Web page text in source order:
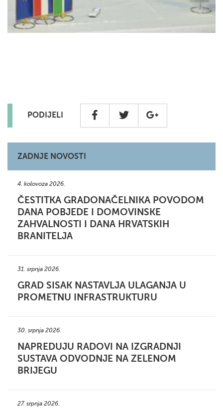
PODIJELI
ZADNJE NOVOSTI
4. kolovoza 2026.
ČESTITKA GRADONAČELNIKA POVODOM
DANA POBJEDE I DOMOVINSKE
ZAHVALNOSTI I DANA HRVATSKIH
BRANITELJA
31. srpnja 2026.
GRAD SISAK NASTAVLJA ULAGANJA U
PROMETNU INFRASTRUKTURU
30. srpnja 2026.
NAPREDUJU RADOVI NA IZGRADNJI
SUSTAVA ODVODNJE NA ZELENOM
BRIJEGU
27. srpnja 2026.